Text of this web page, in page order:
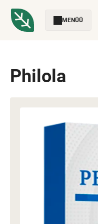
MENÜÜ
Philola